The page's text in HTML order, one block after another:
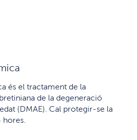
és el tractament de la
de la degeneració
(DMAE). Cal protegir-se la